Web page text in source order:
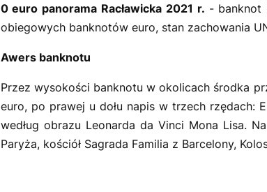
0 euro panorama Racławicka 2021 r. - banknot
obiegowych banknotów euro, stan zachowania
Awers banknotu
Przez wysokości banknotu w okolicach środka
euro, po prawej u dołu napis w trzech rzędach:
według obrazu Leonarda da Vinci Mona Lisa.
Paryża, kościół Sagrada Familia z Barcelony,